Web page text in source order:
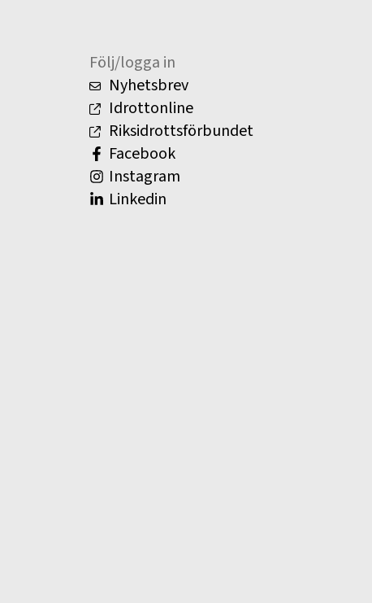
Följ/logga in
Nyhetsbrev
Idrottonline
Riksidrottsförbundet
Facebook
Instagram
Linkedin